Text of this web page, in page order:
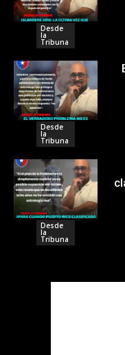
Desde
la
Tribuna
Desde
la
Tribuna
Desde
la
Tribuna